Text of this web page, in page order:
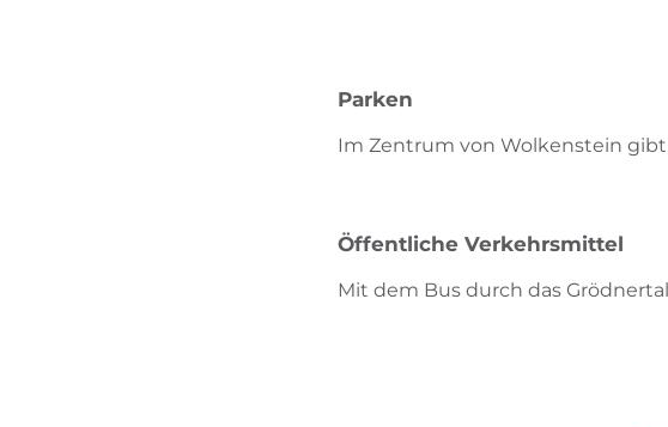
Parken
Im Zentrum von Wolkenstein
Öffentliche Verkehrsmittel
Mit dem Bus durch das